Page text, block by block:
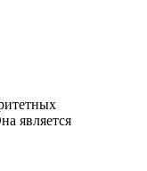
является